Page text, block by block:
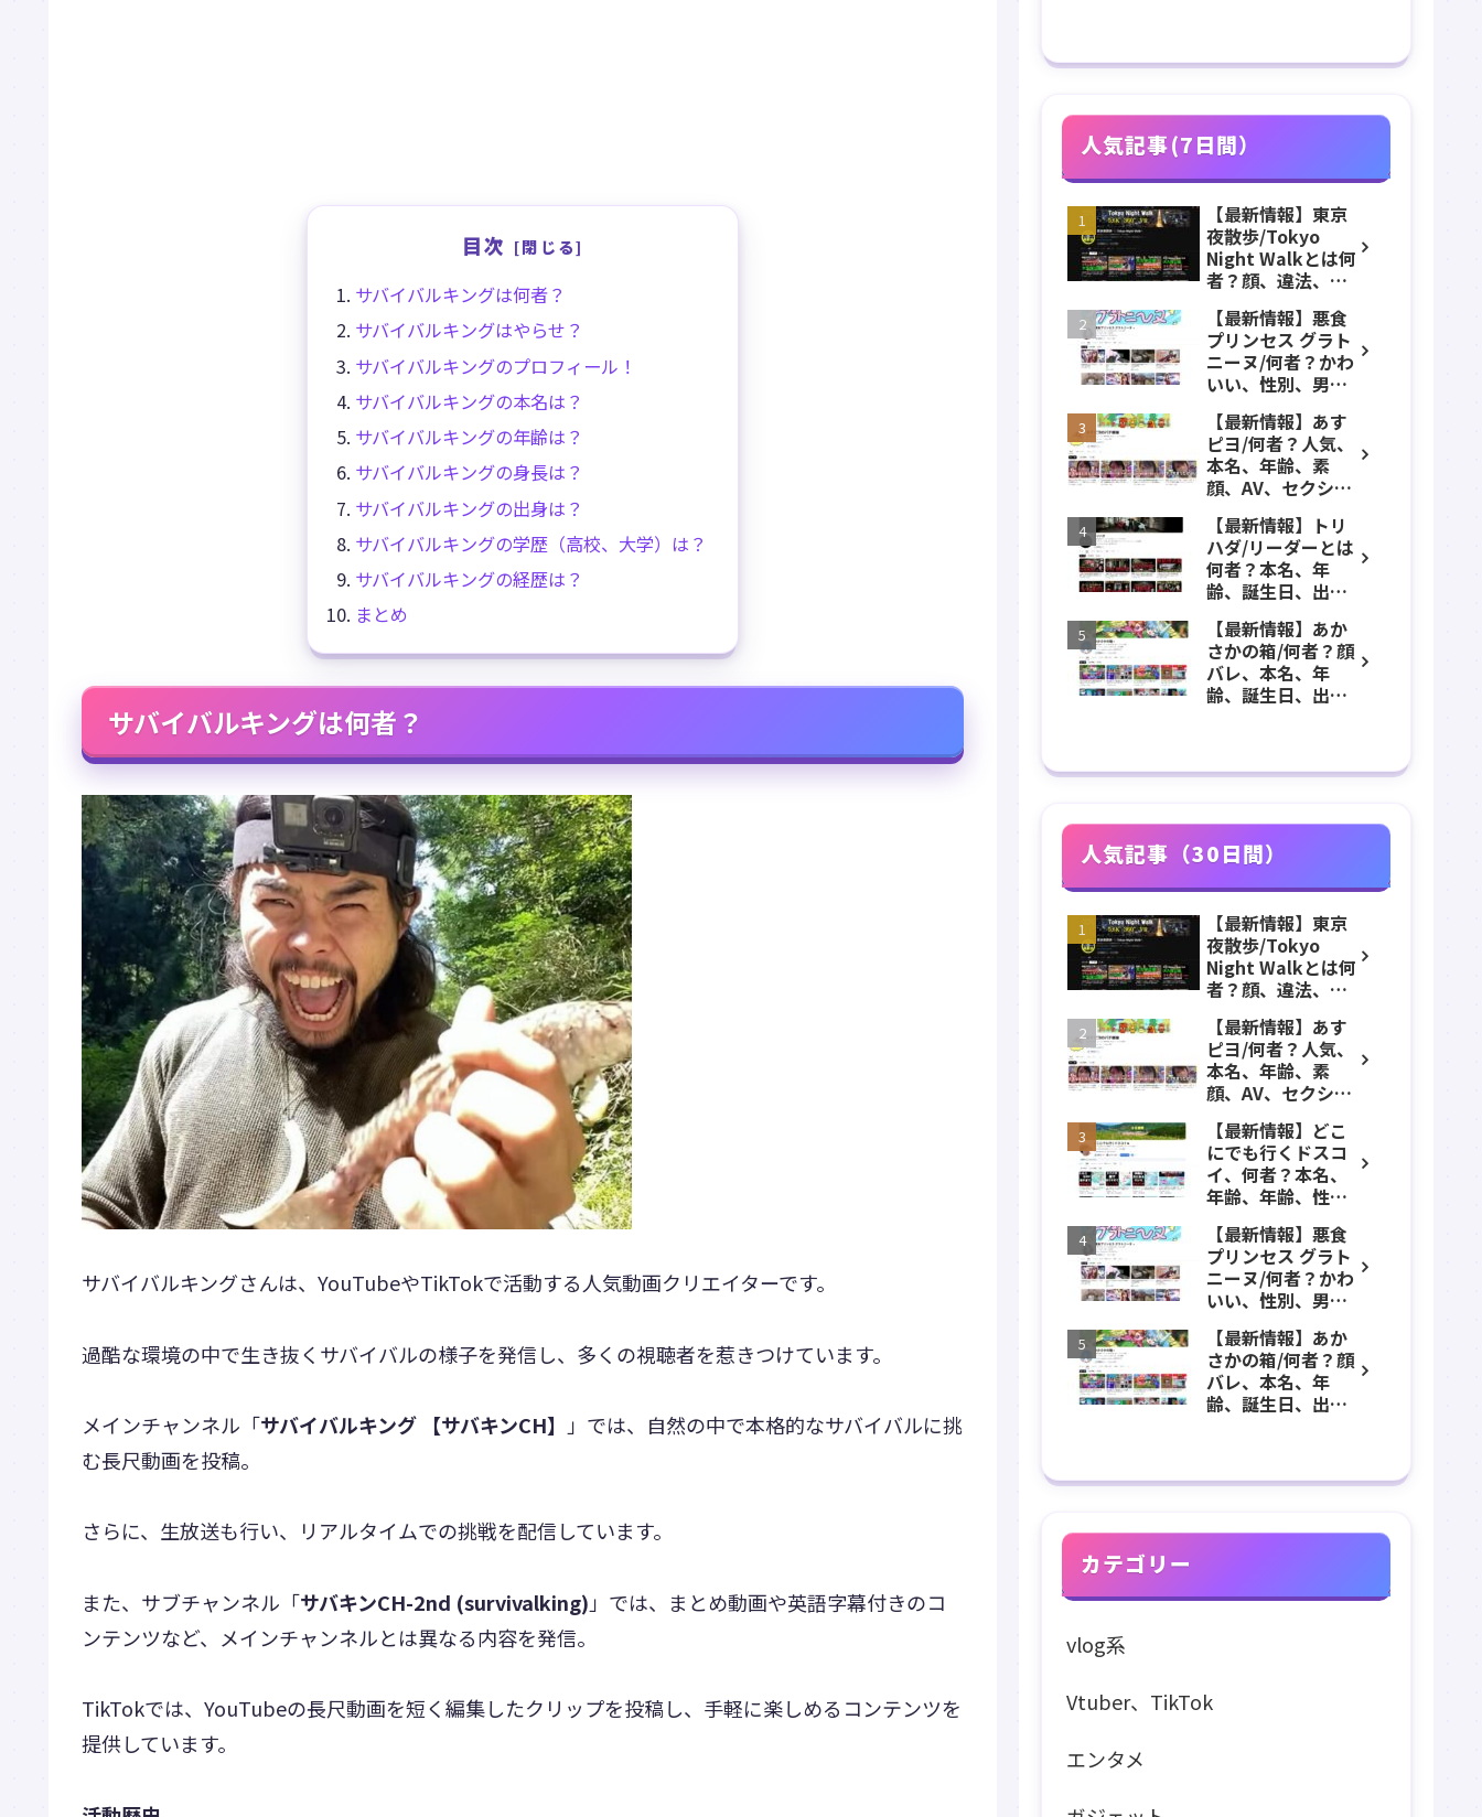
目次
サバイバルキングは何者？
サバイバルキングはやらせ？
サバイバルキングのプロフィール！
サバイバルキングの本名は？
サバイバルキングの年齢は？
サバイバルキングの身長は？
サバイバルキングの出身は？
サバイバルキングの学歴（高校、大学）は？
サバイバルキングの経歴は？
まとめ
サバイバルキングは何者？
サバイバルキングさんは、YouTubeやTikTokで活動する人気動画クリエイターです。
過酷な環境の中で生き抜くサバイバルの様子を発信し、多くの視聴者を惹きつけています。
メインチャンネル「サバイバルキング 【サバキンCH】
」では、自然の中で本格的なサバイバルに挑
む長尺動画を投稿。
さらに、生放送も行い、リアルタイムでの挑戦を配信しています。
また、サブチャンネル「サバキンCH-2nd (survivalking) 」では、まとめ動画や英語字幕付きのコ
ンテンツなど、メインチャンネルとは異なる内容を発信。
TikTokでは、YouTubeの長尺動画を短く編集したクリップを投稿し、手軽に楽しめるコンテンツを
提供しています。
チャンネル紹介！
人気記事(7日間）
【最新情報】東京
夜散歩/Tokyo
Night Walkとは何
者？顔、違法、逮
久保公園、本名、
年齢、誕生日、職
業、かわいい、彼
女などのプロフィ
ール、YouTubeチ
ャンネル紹介！
【最新情報】悪食
プリンセス グラト
ニーヌ/何者？かわ
いい、性別、男？
長、出身などのプ
ロフィール、
YouTubeチャンネ
ル紹介！
【最新情報】あす
ピヨ/何者？人気、
本名、年齢、素
顔、AV、セクシ
る、身長、出身、
学歴、経歴、仕事
のプロフィール、
YouTubeチャンネ
ル紹介！
【最新情報】トリ
ハダ/リーダーとは
何者？本名、年
齢、誕生日、出
レ、ホラー、心
霊、うっちゃん、
メンバーなどのプ
ロフィール、
【最新情報】あか
さかの箱/何者？顔
バレ、本名、年
齢、誕生日、出
のプロフィール、
ル紹介！
人気記事（30日間）
【最新情報】東京
夜散歩/Tokyo
Night Walkとは何
者？顔、違法、逮
久保公園、本名、
年齢、誕生日、職
業、かわいい、彼
女などのプロフィ
ール、YouTubeチ
ャンネル紹介！
【最新情報】あす
ピヨ/何者？人気、
本名、年齢、素
顔、AV、セクシ
る、身長、出身、
学歴、経歴、仕事
のプロフィール、
YouTubeチャンネ
ル紹介！
【最新情報】どこ
にでも行くドスコ
イ、何者？本名、
年齢、年齢、性
どのプロフィー
ル、YouTubeチャ
ンネル紹介！
【最新情報】悪食
プリンセス グラト
ニーヌ/何者？かわ
いい、性別、男？
長、出身などのプ
ロフィール、
YouTubeチャンネ
ル紹介！
【最新情報】あか
さかの箱/何者？顔
バレ、本名、年
齢、誕生日、出
のプロフィール、
ル紹介！
カテゴリー
vlog系
Vtuber、TikTok
エンタメ